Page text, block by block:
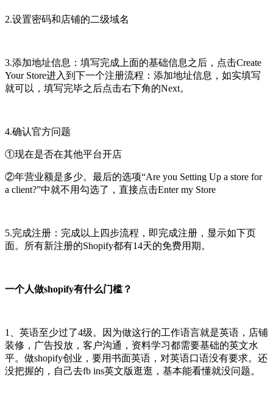
2.设置密码和店铺的二级域名
3.添加地址信息：填写完成上面的基础信息之后，点击Create
Your Store进入到下一个注册流程：添加地址信息，如实填写
就可以，填写完毕之后点击右下角的Next。
4.确认官方问题
①现在是否在其他平台开店
②年营业额是多少。最后的选项“Are you Setting Up a store for
a client?”中就不用勾选了，直接点击Enter my Store
5.完成注册：完成以上四步流程，即完成注册，显示如下页
面。所有新注册的Shopify都有14天的免费用期。
一个人做shopify有什么门槛？
1、英语至少过了4级。因为做这行的工作语言就是英语，店铺
装修，广告投放，客户沟通，资料学习都需要基础的英文水
平。做shopify创业，要用书面英语，对英语口语没有要求。还
没把握的，自己去fb ins英文版逛逛，基本能看懂就没问题。